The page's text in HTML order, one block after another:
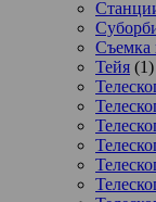
Съемка
Тейя (1)